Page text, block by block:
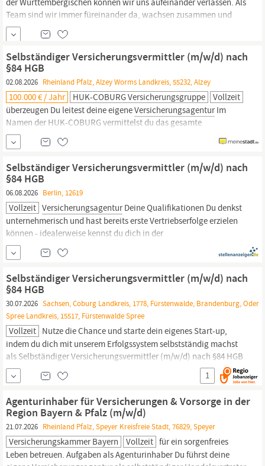
Team sind wir immer füreinander da, wachsen zusammen und
feiern Erfolge gemeinsam. Denn Sicherheit ist unsere Mission -
auch in bewegten Zeiten. Wir suchen einen selbständigen
Vermittler nach 84 HGB. Sie sind bereit, Ihren Erfolg selbst zu
steuern? Nutzen Sie Ihre Chance als Versicherungsfachmann
(m/w/d...
Selbständiger Versicherungsvermittler (m/w/d) nach
§84 HGB
02.08.2026 Rheinland Pfalz, Alzey Worms Landkreis, 55232, Alzey
100.000 € / Jahr HUK-COBURG Versicherungsgruppe
Vollzeit
überzeugen Du leitest deine eigeneVersicherungsagenturIm
Namen der HUK-COBURG vermittelst du das gesamte
Produktsortiment sowie das unserer Kooperationspartner Du
analysierst den Bedarf deiner Kunden, erstellst individuelle
Angebote und schließt Verträge ab Dabei berätst du deine
Kunden umfassend und kompetent zu allen Themen rund um
Versicherungen...
Selbständiger Versicherungsvermittler (m/w/d) nach
§84 HGB
06.08.2026 Berlin, 12619
Vollzeit VersicherungsagenturDeine Qualifikationen Du denkst
unternehmerisch und hast bereits erste Vertriebserfolge erzielen
können - idealerweise kennst du dich in der
Versicherungsbranche aus. Auch wenn du als kaufmännisch
versierter Quereinsteiger aus dem Vertrieb, Verkauf oder der
Kundenberatung kommst, bist du herzlich willkommen Du bist
kundenorientiert...
Selbständiger Versicherungsvermittler (m/w/d) nach
§84 HGB
30.07.2026 Sachsen, Coburg Landkreis, 1778, Fürstenwalde, Brandenburg, Oder
Spree Landkreis, 15517, Fürstenwalde Spree
Vollzeit Nutze die Chance und starte dein eigenes Start-up,
indem du dich mit unserem Erfolgssystem selbstständig machst
als Selbständiger Versicherungsvermittler (m/w/d) nach §84 HGB
für unseren Standort in Fürstenwalde zum 01.09.2026 Deine
Aufgaben Du leitest deine eigene
VersicherungsagenturIm
Produktsortiment...
1
Agenturinhaber für Versicherungen & Vorsorge in der
Region Bayern & Pfalz (m/w/d)
21.07.2026 Rheinland Pfalz, Speyer Kreisfreie Stadt, 76829, Speyer
Versicherungskammer Bayern Vollzeit für ein sorgenfreies
Leben betreuen. Aufgaben als Agenturinhaber Du führst deine